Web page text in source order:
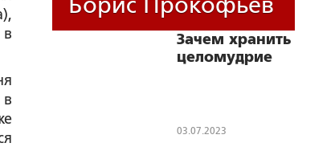
Зачем хранить
целомудрие
03.07.2023